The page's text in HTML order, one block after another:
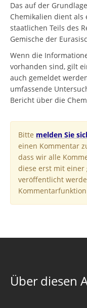
Das auf der
Chemikalien dient als
staatlichen Teils des
Gemische der
Wenn die
vorhanden sind, gilt
auch gemeldet
umfassende
Bericht über die
Bitte melden Sie
einen Kommentar
dass wir alle
diese erst mit einer
veröffentlicht
Über diesen